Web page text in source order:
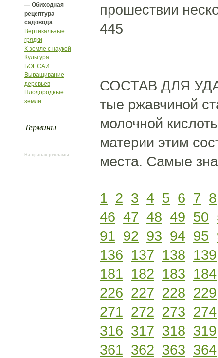
— Обиходная
рецептура
садовода
Вертикальные
грядки
К земле с наукой
Культура
БОНСАИ
Выращивание
деревьев
Плодородные
земли
Термины
На правах рекламы:
прошествии
445
СОСТАВ ДЛЯ
тые ржавчиной
молочной
материи этим
места. Самые
1 2 3 4 5 6 7 8
46 47 48 49 50
91 92 93 94 95
136 137 138 139
181 182 183 184
226 227 228 229
271 272 273 274
316 317 318 319
361 362 363 364